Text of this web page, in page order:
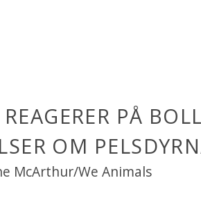
PÅ
OM
McArthur/We Animals